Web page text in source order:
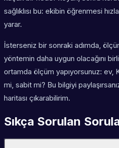
sağlıklısı bu: ekibin öğrenmesi
yarar.
İsterseniz bir sonraki adımda,
yöntemin daha uygun olacağını
ortamda ölçüm yapıyorsunuz: ev,
mi, sabit mi? Bu bilgiyi
haritası çıkarabilirim.
Sıkça Sorulan